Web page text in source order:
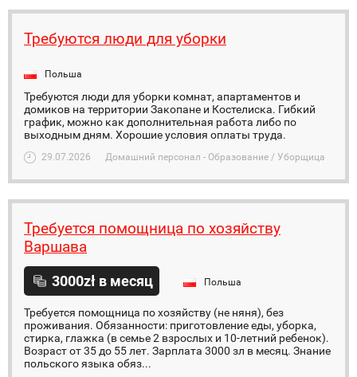
Требуются люди для уборки
Польша
Требуются люди для уборки комнат, апартаментов и
домиков на территории Закопане и Костелиска. Гибкий
график, можно как дополнительная работа либо по
выходным дням. Хорошие условия оплаты труда.
29.07.2026 Домашний персонал - Образование / Уборщица
Требуется помощница по хозяйству
Варшава
3000zł в месяц Польша
Требуется помощница по хозяйству (не няня), без
проживания. Обязанности: приготовление еды, уборка,
стирка, глажка (в семье 2 взрослых и 10-летний ребенок).
Возраст от 35 до 55 лет. Зарплата 3000 зл в месяц. Знание
польского языка обяз...